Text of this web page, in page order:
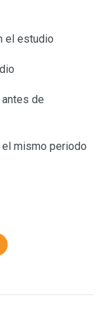
el estudio
de
mismo periodo